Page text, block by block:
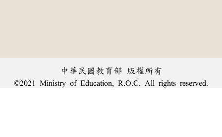
中華民國教育部 版權所有
©2021 Ministry of Education, R.O.C. All rights reserved.